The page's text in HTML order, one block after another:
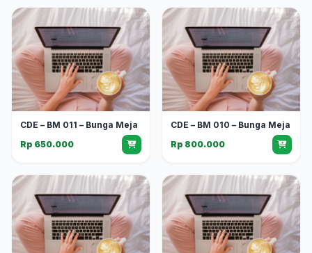
CDE – BM 011 – Bunga Meja
Rp 650.000
CDE – BM 010 – Bunga Meja
Rp 800.000